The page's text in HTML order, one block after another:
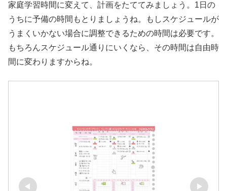
家庭学習時間に変えて、計画をたててみましょう。1日の
うちに予備の時間もとりましょうね。もしスケジュールが
うまくいかない場合に調整できるための時間は必要です。
もちろんスケジュール通りにいくなら、その時間は自由時
間に変わりますからね。